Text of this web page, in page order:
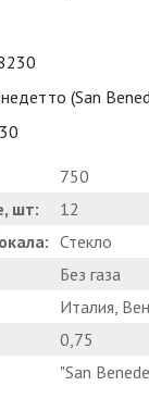
(San
750
шт:
12
Стекло
Без газа
Италия,
0,75
"San